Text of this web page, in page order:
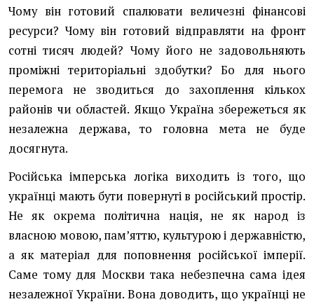
Чому він готовий спалювати величезні фінансові
ресурси? Чому він готовий відправляти на фронт
сотні тисяч людей? Чому його не задовольняють
проміжні територіальні здобутки? Бо для нього
перемога не зводиться до захоплення кількох
районів чи областей. Якщо Україна збережеться як
незалежна держава, то головна мета не буде
досягнута.
Російська імперська логіка виходить із того, що
українці мають бути повернуті в російський простір.
Не як окрема політична нація, не як народ із
власною мовою, пам’яттю, культурою і державністю,
а як матеріал для поповнення російської імперії.
Саме тому для Москви така небезпечна сама ідея
незалежної України. Вона доводить, що українці не